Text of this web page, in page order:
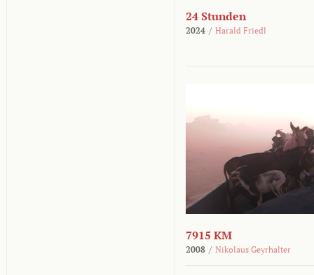
24 Stunden
2024 / Harald Friedl
7915 KM
2008 / Nikolaus Geyrhalter